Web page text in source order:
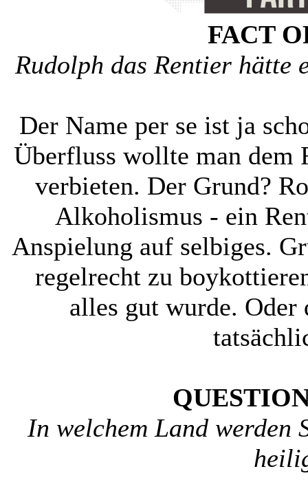
FACT
Rudolph das Rentier hätte
Der Name per se ist ja
Überfluss wollte man dem
verbieten. Der Grund?
Alkoholismus - ein
Anspielung auf selbiges.
regelrecht zu
alles gut wurde.
In welchem Land werden